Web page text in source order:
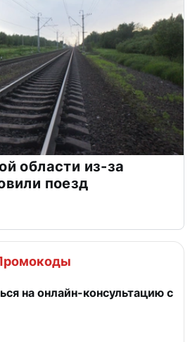
области из-за
поезд
на онлайн-консультацию с